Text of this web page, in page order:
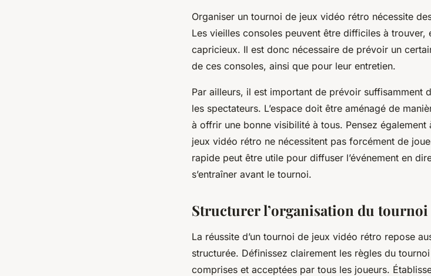
Organiser un tournoi de jeux vidéo rétro nécessite
Les vieilles consoles peuvent être difficiles à
capricieux. Il est donc nécessaire de prévoir un
de ces consoles, ainsi que pour leur entretien.
Par ailleurs, il est important de prévoir suffisamment
les spectateurs. L’espace doit être aménagé de
à offrir une bonne visibilité à tous. Pensez
jeux vidéo rétro ne nécessitent pas forcément de
rapide peut être utile pour diffuser l’événement en
s’entraîner avant le tournoi.
Structurer l’organisation du tournoi
La réussite d’un tournoi de jeux vidéo rétro repose
structurée. Définissez clairement les règles du
comprises et acceptées par tous les joueurs.